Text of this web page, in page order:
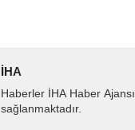
İHA
Haberler İHA Haber
sağlanmaktadır.